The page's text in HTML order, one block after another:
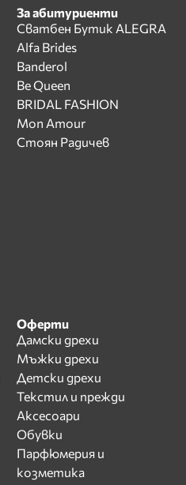
За абитуриенти
Сватбен Бутик ALEGRA
Alfa Brides
Banderol
Be Queen
BRIDAL FASHION
Mon Amour
Стоян Радичев
Оферти
Дамски дрехи
Мъжки дрехи
Детски дрехи
Текстил и прежди
Аксесоари
Обувки
Парфюмерия и
козметика